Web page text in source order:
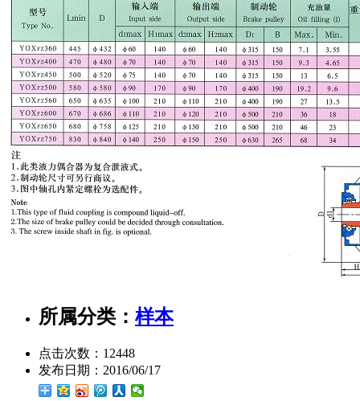
所属分类： 样本
点击次数： 12448
发布日期： 2016/06/17